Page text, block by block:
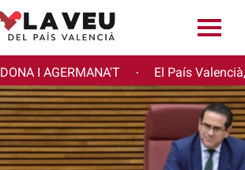
DONA I AGERMANA'T · El País